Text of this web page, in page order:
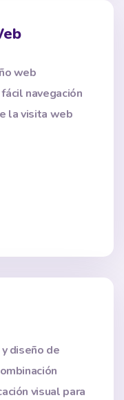
web
navegación
la visita web
diseño de
visual para